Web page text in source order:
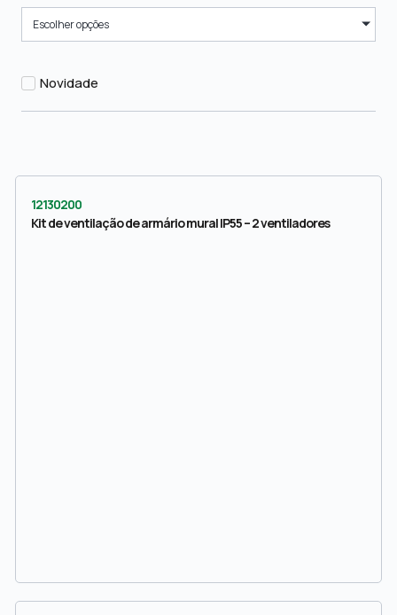
Escolher opções
Novidade
12130200
Kit de ventilação de armário mural IP55 – 2 ventiladores